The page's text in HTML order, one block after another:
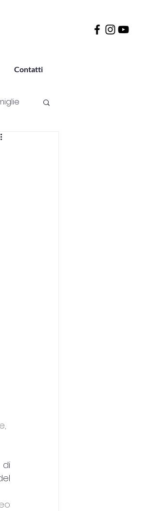
Contatti
di